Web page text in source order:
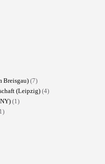
Breisgau) (7)
(Leipzig)(4)
(1)